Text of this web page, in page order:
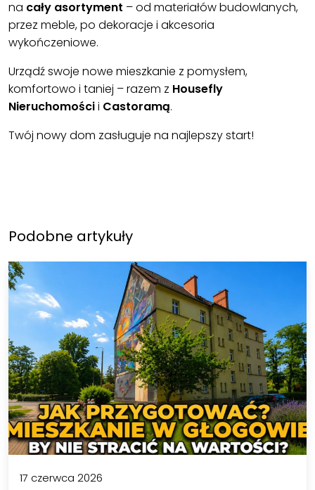
na cały asortyment – od materiałów budowlanych,
przez meble, po dekoracje i akcesoria
wykończeniowe.
Urządź swoje nowe mieszkanie z pomysłem,
komfortowo i taniej – razem z Housefly
Nieruchomościi Castoramą.
Twój nowy dom zasługuje na najlepszy start!
Podobne artykuły
17 czerwca 2026